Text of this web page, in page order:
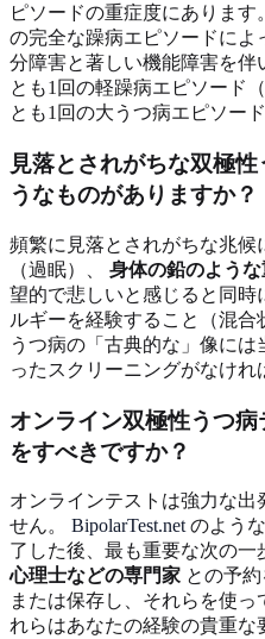
ピソードの重症度にありま
の完全な躁病エピソードに
分障害と著しい機能障害を伴
とも1回の軽躁病エピソード
とも1回の大うつ病エピソー
見落とされがちな双極
うなものがありますか？
頻繁に見落とされがちな兆候
（過眠）、 身体の鉛のような
望的で悲しいと感じると同
ルギーを経験すること（混
うつ病の「古典的な」像に
ったスクリーニングがなけれ
オンライン双極性うつ
をすべきですか？
オンラインテストは強力な出
せん。 BipolarTest.net のよう
了した後、最も重要な次の一
心理士などの専門家 との予
または保存し、それらを使
れらはあなたの経験の貴重